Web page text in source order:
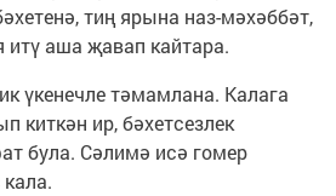
тиң ярына наз-мәхәббәт,
итү аша җавап кайтара.
үкенечле тәмамлана. Калага
киткән ир, бәхетсезлек
була. Сәлимә исә гомер